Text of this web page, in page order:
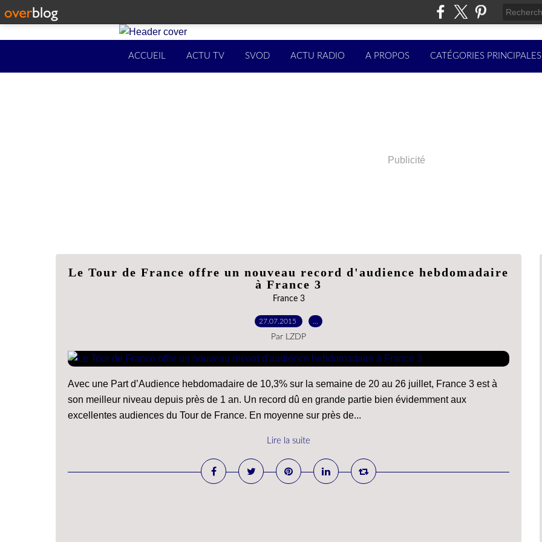
ACCUEIL ACTU TV SVOD ACTU RADIO A PROPOS CATÉGORIES PRINCIPALES
Publicité
Le Tour de France offre un nouveau record d'audience hebdomadaire
à France 3
France 3
27.07.2015
Par LZDP
Avec une Part d’Audience hebdomadaire de 10,3% sur la semaine de 20 au 26 juillet, France 3 est à
son meilleur niveau depuis près de 1 an. Un record dû en grande partie bien évidemment aux
excellentes audiences du Tour de France. En moyenne sur près de...
Lire la suite